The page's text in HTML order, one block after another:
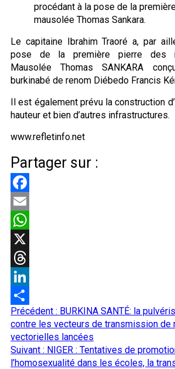
procédant à la pose de la
mausolée Thomas Sankara.
Le capitaine Ibrahim Traoré a, par
pose de la première pierre des
Mausolée Thomas SANKARA
burkinabé de renom Diébedo Francis
Il est également prévu la construction
hauteur et bien d’autres infrastructures.
www.refletinfo.net
Partager sur :
Facebook
Email
WhatsApp
X
Threads
LinkedIn
Partager
Navigation
d’article
Précédent : BURKINA SANTÉ: la
contre les vecteurs de transmission de
vectorielles lancées
Suivant : NIGER : Tentatives de
l’homosexualité dans les écoles, la